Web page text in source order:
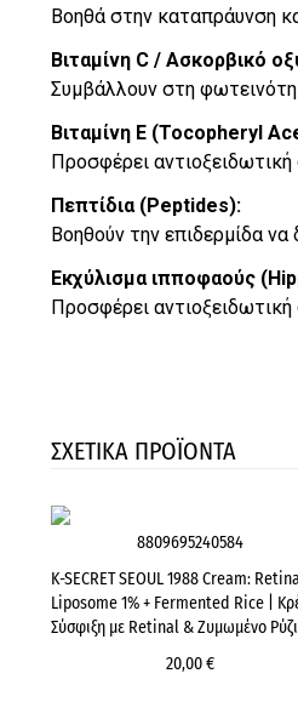
Βοηθά στην καταπράυνση
Βιταμίνη C / Ασκορβικό
Συμβάλλουν στη
Βιταμίνη Ε (Tocopheryl
Προσφέρει
Πεπτίδια (Peptides):
Βοηθούν την επιδερμίδα να
Εκχύλισμα ιπποφαούς
Προσφέρει
ΣΧΕΤΙΚΑ ΠΡΟΪΟΝΤΑ
8809695240584
K-SECRET SEOUL 1988 Cream:
Liposome 1% + Fermented Rice |
Σύσφιξη με Retinal & Ζυμωμένο Ρύζι
20,00 €